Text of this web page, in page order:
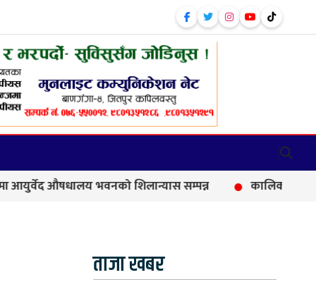
औषधालय भवनको शिलान्यास सम्पन्न कालिकामा आफन्त
ताजा खबर